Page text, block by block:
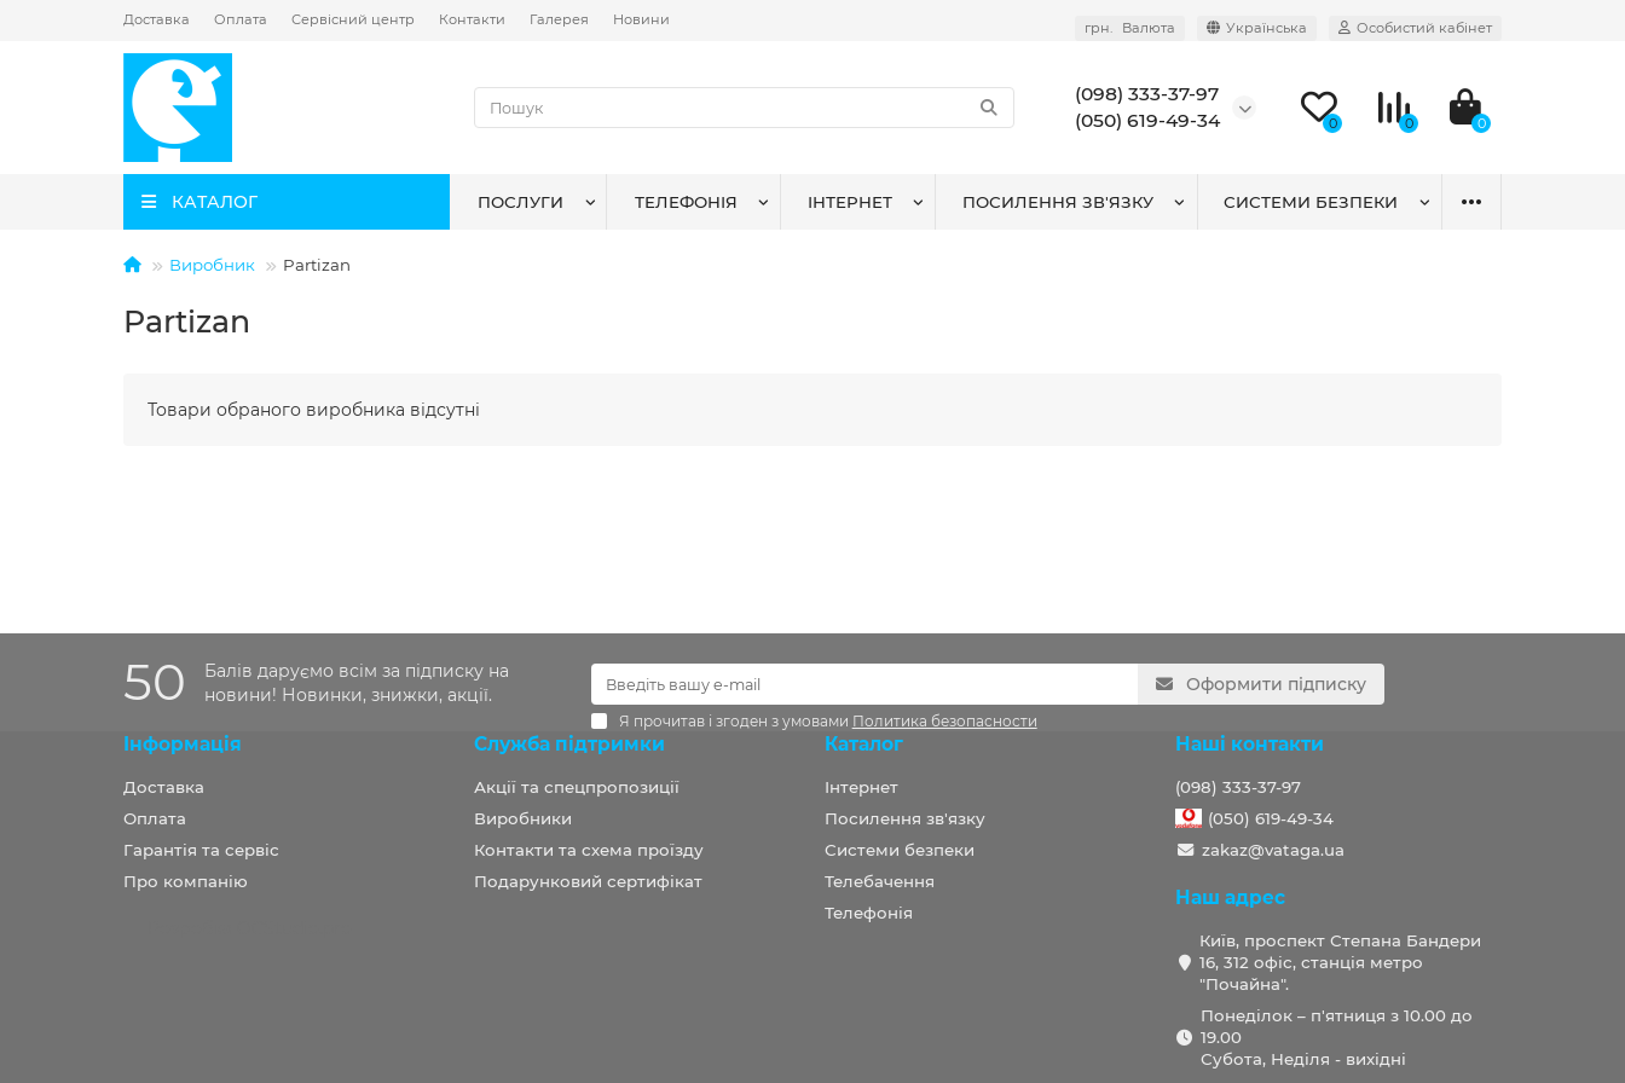
Доставка Оплата Сервісний центр Контакти Галерея Новини грн. Валюта Українська Особистий кабінет
(098) 333-37-97
(050) 619-49-34
0 0 0
КАТАЛОГ ПОСЛУГИ ТЕЛЕФОНІЯ ІНТЕРНЕТ ПОСИЛЕННЯ ЗВ'ЯЗКУ СИСТЕМИ БЕЗПЕКИ
Виробник Partizan
Partizan
Товари обраного виробника відсутні
50
Балів даруємо всім за підписку на
новини! Новинки, знижки, акції.
Оформити підписку
Я прочитав і згоден з умовами Политика безопасности
Інформація
Доставка
Оплата
Гарантія та сервіс
Про компанію
Служба підтримки
Акції та спецпропозиції
Виробники
Контакти та схема проїзду
Подарунковий сертифікат
Каталог
Інтернет
Посилення зв'язку
Системи безпеки
Телебачення
Телефонія
Наші контакти
(098) 333-37-97
(050) 619-49-34
zakaz@vataga.ua
Наш адрес
Київ, проспект Степана Бандери
16, 312 офіс, станція метро
"Почайна".
Понеділок – п'ятниця з 10.00 до
19.00
Субота, Неділя - вихідні